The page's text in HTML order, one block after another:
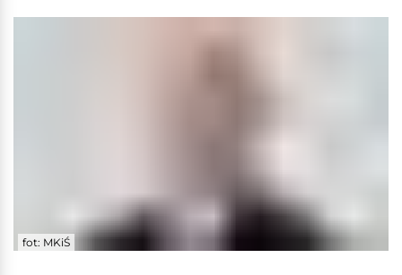
fot: MKiŚ